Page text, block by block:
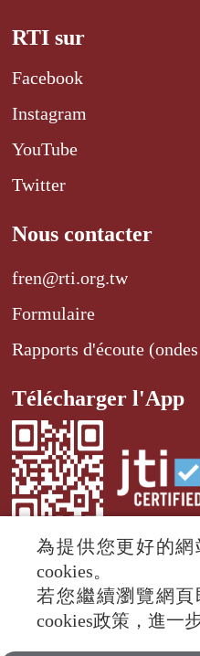
RTI sur
Facebook
Instagram
YouTube
Twitter
Nous contacter
fren@rti.org.tw
Formulaire
Rapports d'écoute
Télécharger l'App
© 2024 RTI (Radio
All rights
為提供您更好的
cookies。
若您繼續瀏覽網
cookies政策，進一